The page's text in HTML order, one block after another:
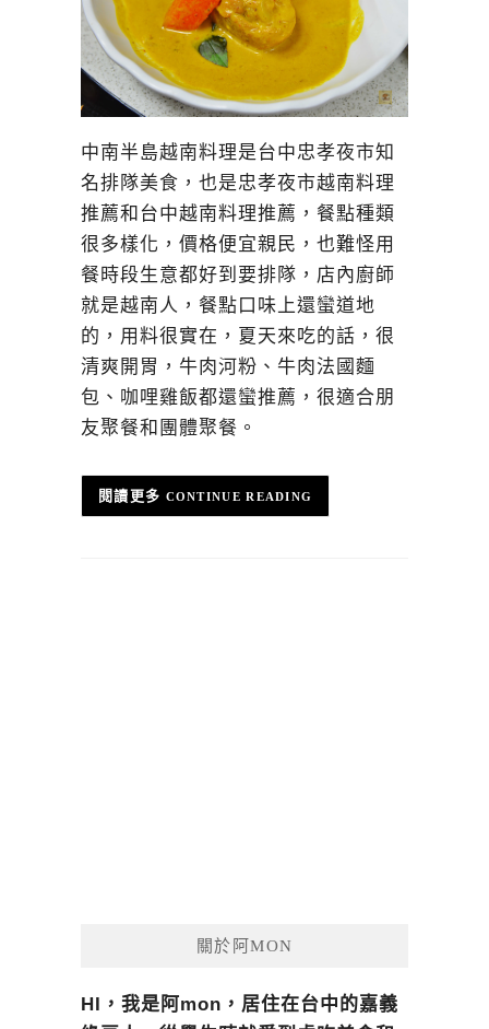
中南半島越南料理是台中忠孝夜市知
名排隊美食，也是忠孝夜市越南料理
推薦和台中越南料理推薦，餐點種類
很多樣化，價格便宜親民，也難怪用
餐時段生意都好到要排隊，店內廚師
就是越南人，餐點口味上還蠻道地
的，用料很實在，夏天來吃的話，很
清爽開胃，牛肉河粉、牛肉法國麵
包、咖哩雞飯都還蠻推薦，很適合朋
友聚餐和團體聚餐。
CONTINUE READING
關於阿MON
HI，我是阿mon，居住在台中的嘉義